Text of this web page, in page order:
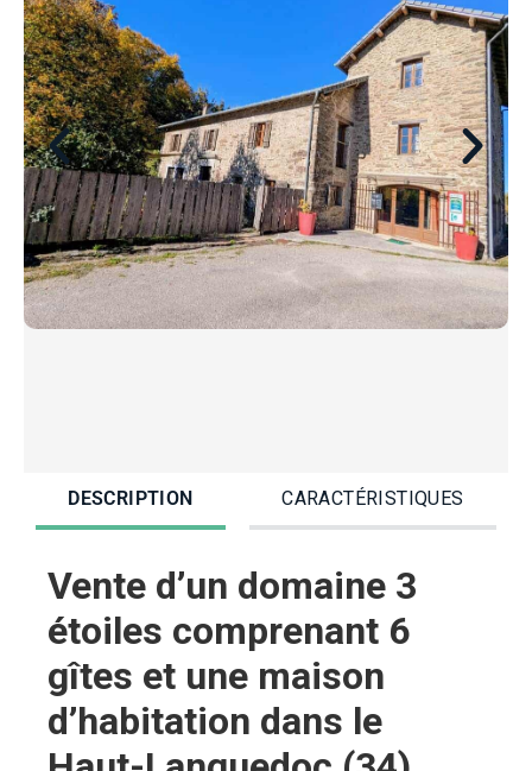
DESCRIPTION CARACTÉRISTIQUES
Vente d’un domaine 3
étoiles comprenant 6
gîtes et une maison
d’habitation dans le